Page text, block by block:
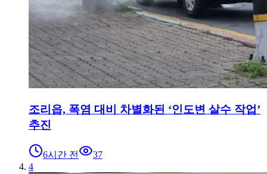
조리읍, 폭염 대비 차별화된 ‘인도변 살수 작업’
추진
6시간 전
37
4